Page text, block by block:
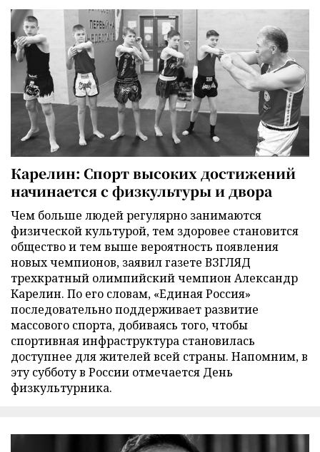
Карелин: Спорт высоких достижений
начинается с физкультуры и двора
Чем больше людей регулярно занимаются
физической культурой, тем здоровее становится
общество и тем выше вероятность появления
новых чемпионов, заявил газете ВЗГЛЯД
трехкратный олимпийский чемпион Александр
Карелин. По его словам, «Единая Россия»
последовательно поддерживает развитие
массового спорта, добиваясь того, чтобы
спортивная инфраструктура становилась
доступнее для жителей всей страны. Напомним, в
эту субботу в России отмечается День
физкультурника.